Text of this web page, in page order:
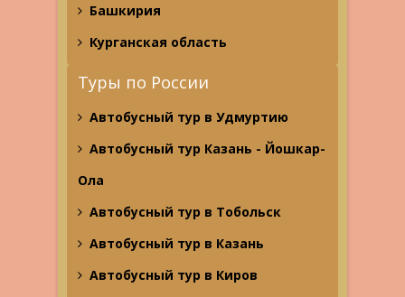
Башкирия
Курганская область
Туры по России
Автобусный тур в Удмуртию
Автобусный тур Казань - Йошкар-
Ола
Автобусный тур в Тобольск
Автобусный тур в Казань
Автобусный тур в Киров